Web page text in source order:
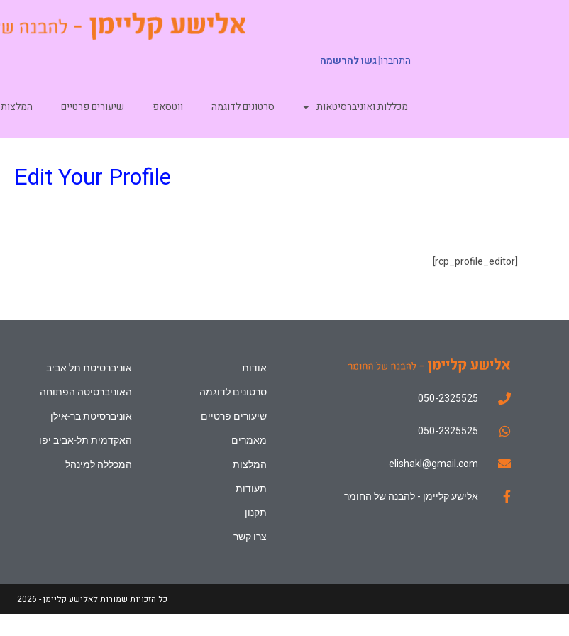
התחברו|גשו להרשמה
מכללות ואוניברסיטאות סרטונים לדוגמה ווטסאפ שיעורים פרטיים המלצות
Edit Your Profile
[rcp_profile_editor]
050-2325525
050-2325525
elishakl@gmail.com
אלישע קליימן - להבנה של החומר
אודות
סרטונים לדוגמה
שיעורים פרטיים
מאמרים
המלצות
תעודות
תקנון
צרו קשר
אוניברסיטת תל אביב
האוניברסיטה הפתוחה
אוניברסיטת בר-אילן
האקדמית תל-אביב יפו
המכללה למינהל
כל הזכויות שמורות לאלישע קליימן - 2026